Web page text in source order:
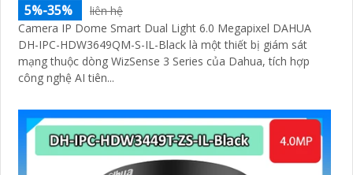
5%-35%
liên hệ
Camera IP Dome Smart Dual Light 6.0 Megapixel DAHUA
DH-IPC-HDW3649QM-S-IL-Black là một thiết bị giám sát
mạng thuộc dòng WizSense 3 Series của Dahua, tích hợp
công nghệ AI tiên...